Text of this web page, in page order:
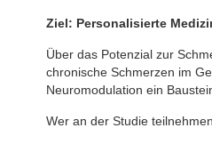
Ziel: Personalisierte
Über das Potenzial zur
chronische Schmerzen im
Neuromodulation ein
Wer an der Studie